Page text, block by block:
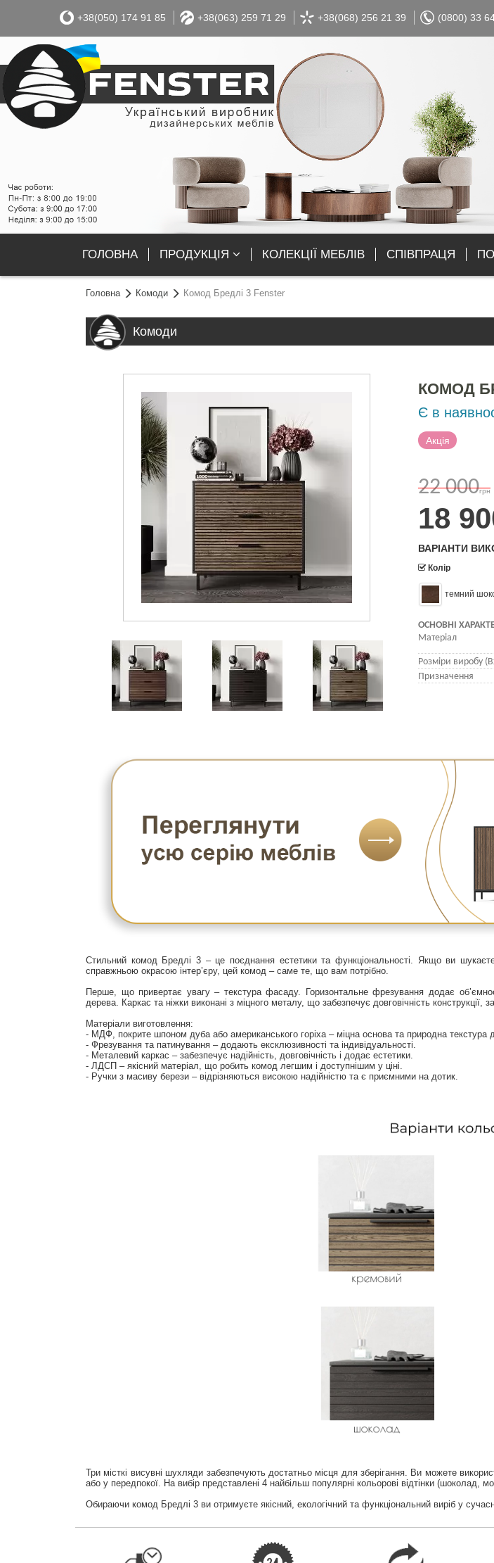
+38(050) 174 91 85 +38(063) 259 71 29 +38(068) 256 21 39 (0800) 33
ГОЛОВНА ПРОДУКЦІЯ КОЛЕКЦІЇ МЕБЛІВ СПІВПРАЦЯ
Головна Комоди Комод Бредлі 3 Fenster
Комоди
КОМОД
Є в
Акція
22 000грн
18
ВАРІАНТИ
Колір
темний
ОСНОВНІ
Матеріал
Розміри виробу
Призначення
Стильний комод Бредлі 3 – це поєднання естетики та функціональності. Якщо ви
справжньою окрасою інтер’єру, цей комод – саме те, що вам потрібно.
Перше, що привертає увагу – текстура фасаду. Горизонтальне фрезування додає
дерева. Каркас та ніжки виконані з міцного металу, що забезпечує довговічність
Матеріали виготовлення:
- МДФ, покрите шпоном дуба або американського горіха – міцна основа та природна текстура
- Фрезування та патинування – додають ексклюзивності та індивідуальності.
- Металевий каркас – забезпечує надійність, довговічність і додає естетики.
- ЛДСП – якісний матеріал, що робить комод легшим і доступнішим у ціні.
- Ручки з масиву берези – відрізняються високою надійністю та є приємними на дотик.
Три місткі висувні шухляди забезпечують достатньо місця для зберігання. Ви можете
або у передпокої. На вибір представлені 4 найбільш популярні кольорові відтінки (шоколад,
Обираючи комод Бредлі 3 ви отримуєте якісний, екологічний та функціональний виріб у